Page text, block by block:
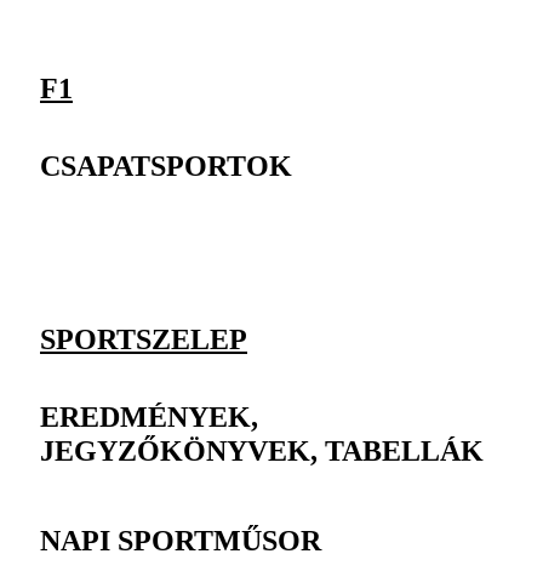
F1
CSAPATSPORTOK
SPORTSZELEP
EREDMÉNYEK,
JEGYZŐKÖNYVEK, TABELLÁK
NAPI SPORTMŰSOR